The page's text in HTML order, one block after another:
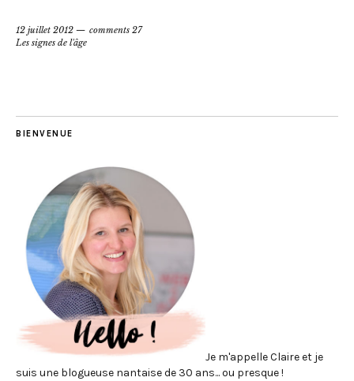
12 juillet 2012
comments 27
Les signes de l'âge
BIENVENUE
Je m'appelle Claire et je
suis une blogueuse nantaise de 30 ans... ou presque !